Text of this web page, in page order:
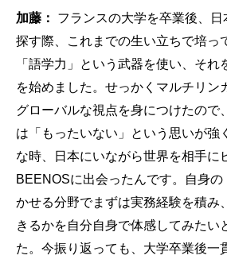
加藤： フランスの大学を卒業後、
探す際、これまでの生い立ちで培っ
「語学力」という武器を使い、それ
を始めました。せっかくマルチリン
グローバルな視点を身につけたので
は「もったいない」という思いが強
な時、日本にいながら世界を相手に
BEENOSに出会ったんです。自身
かせる分野でまずは実務経験を積み
きるかを自分自身で体感してみたい
た。今振り返っても、大学卒業後一